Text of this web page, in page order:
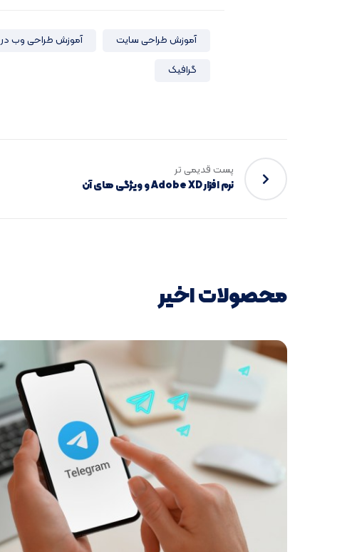
آموزش طراحی سایت آموزش طراحی وب
گرافیک
پست قدیمی تر
نرم افزار Adobe XD و ویژگی های آن
محصولات اخیر